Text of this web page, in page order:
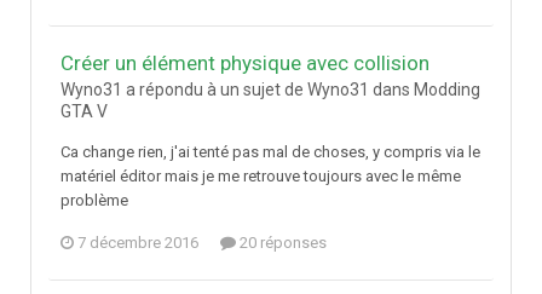
Créer un élément physique avec collision
Wyno31 a répondu à un sujet de Wyno31 dans Modding
GTA V
Ca change rien, j'ai tenté pas mal de choses, y compris via le
matériel éditor mais je me retrouve toujours avec le même
problème
7 décembre 2016 20 réponses